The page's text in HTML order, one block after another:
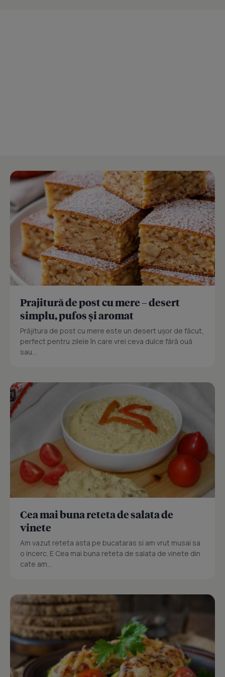
Prajitură de post cu mere – desert
simplu, pufos și aromat
Prăjitura de post cu mere este un desert ușor de făcut,
perfect pentru zilele în care vrei ceva dulce fără ouă
sau...
Cea mai buna reteta de salata de
vinete
Am vazut reteta asta pe bucataras si am vrut musai sa
o incerc. E Cea mai buna reteta de salata de vinete din
cate am...